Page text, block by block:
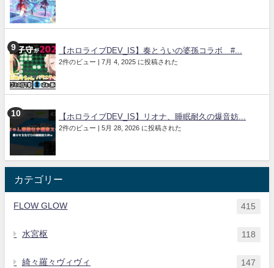
【ホロライブDEV_IS】奏とういの婆孫コラボ #...
2件のビュー | 7月 4, 2025 に投稿された
【ホロライブDEV_IS】リオナ、睡眠耐久の爆音妨...
2件のビュー | 5月 28, 2026 に投稿された
カテゴリー
FLOW GLOW 415
水宮枢 118
綺々羅々ヴィヴィ 147